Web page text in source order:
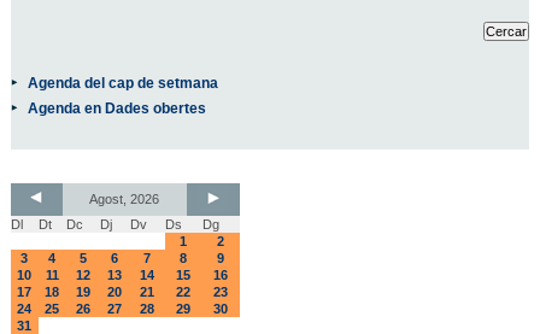
Agenda del cap de setmana
Agenda en Dades obertes
Agost, 2026
Dl
Dt Dc Dj Dv Ds
Dg
1
2
3
4 5 6 7 8
9
10
11 12 13 14 15
16
17
18 19 20 21 22
23
24
25 26 27 28 29
30
31